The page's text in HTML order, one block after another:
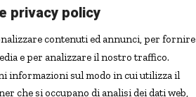
— 2 milioni di yuan
della vita e con il reddito
considerato che questo è
privacy policy
contenuti ed annunci, per fornire
e per analizzare il nostro traffico.
informazioni sul modo in cui utilizza il
che si occupano di analisi dei dati web,